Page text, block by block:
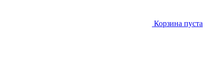
Корзина пуста